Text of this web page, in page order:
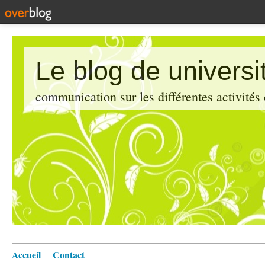
Le blog de
communication sur les différentes
Accueil Contact